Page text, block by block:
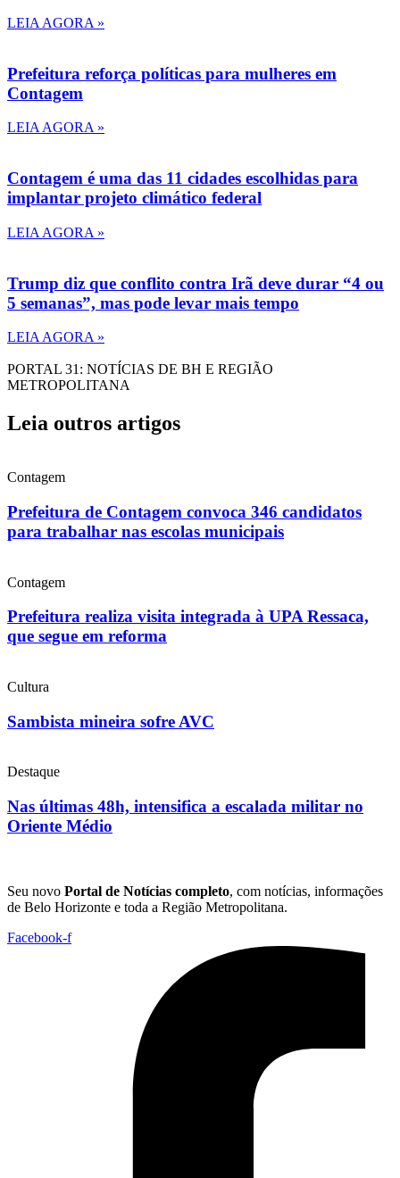
LEIA AGORA »
Prefeitura reforça políticas para mulheres em
Contagem
LEIA AGORA »
Contagem é uma das 11 cidades escolhidas para
implantar projeto climático federal
LEIA AGORA »
Trump diz que conflito contra Irã deve durar “4 ou
5 semanas”, mas pode levar mais tempo
LEIA AGORA »
PORTAL 31: NOTÍCIAS DE BH E REGIÃO
METROPOLITANA
Leia outros artigos
Contagem
Prefeitura de Contagem convoca 346 candidatos
para trabalhar nas escolas municipais
Contagem
Prefeitura realiza visita integrada à UPA Ressaca,
que segue em reforma
Cultura
Sambista mineira sofre AVC
Destaque
Nas últimas 48h, intensifica a escalada militar no
Oriente Médio
Seu novo Portal de Notícias completo, com notícias, informações
de Belo Horizonte e toda a Região Metropolitana.
Facebook-f